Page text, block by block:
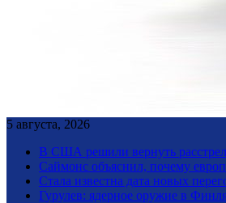
5 августа, 2026
В США решили вернуть
Саймонс объяснил, почему
Стала известна дата новых
Гурулев: ядерное оружие в